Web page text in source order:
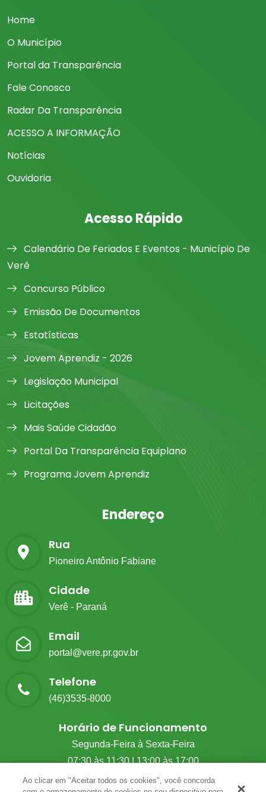
Home
O Município
Portal da Transparência
Fale Conosco
Radar Da Transparência
ACESSO A INFORMAÇÃO
Notícias
Ouvidoria
Acesso Rápido
Calendário De Feriados E Eventos - Município De
Verê
Concurso Público
Emissão De Documentos
Estatísticas
Jovem Aprendiz - 2026
Legislação Municipal
Licitações
Mais Saúde Cidadão
Portal Da Transparência Equiplano
Programa Jovem Aprendiz
Endereço
Rua
Pioneiro Antônio Fabiane
Cidade
Verê - Paraná
Email
portal@vere.pr.gov.br
Telefone
(46)3535-8000
Horário de Funcionamento
Segunda-Feira à Sexta-Feira
07:30 às 11:30 | 13:00 às 17:00
Ao clicar em "Aceitar todos os cookies", você concorda